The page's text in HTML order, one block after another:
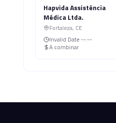
Hapvida Assistência
Médica Ltda.
Fortaleza, CE
Invalid Date --:--
A combinar